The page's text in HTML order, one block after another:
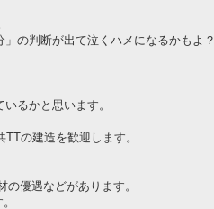
の判断が出て泣くハメになるかもよ？
るかと思います。
の建造を歓迎します。
優遇などがあります。